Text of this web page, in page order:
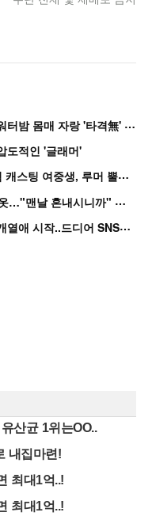
비
비, 성행위 연상 안무로 논란인데..워터밤 몸매 자랑 '타격無' 근황
도적인 '글래머'
“
연습생 아닙니다” 싸이 '흠뻑쇼' 즉석 캐스팅 여중생, 루머 뿔났다[Oh!쎈 이...
홍
진영, '임신설' 종결 작정하고 입은 옷…"맨날 혼내시니까" 억울
'
흑백' 김도윤♥배우 김서연, 4년만 공개열애 시작..드디어 SNS에 노출 [핫피...